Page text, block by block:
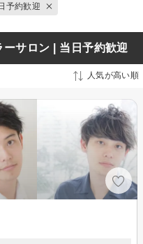
予約歓迎
サロン | 当日予約歓迎
人気が高い順